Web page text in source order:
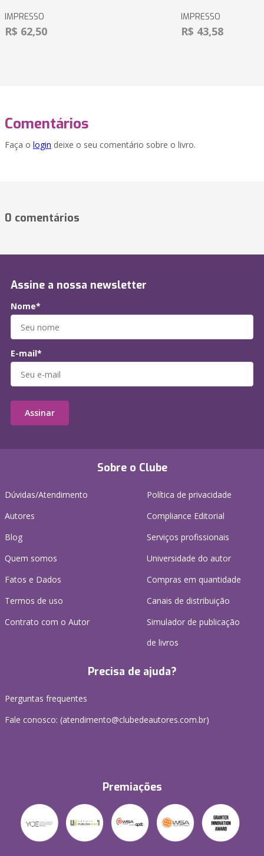
IMPRESSO
R$ 62,50
IMPRESSO
R$ 43,58
Comentários
Faça o login deixe o seu comentário sobre o livro.
0 comentários
Sobre o Clube
Dúvidas/Atendimento
Autores
Blog
Quem somos
Fatos e Dados
Termos de uso
Contrato com o Autor
Política de privacidade
Compliance Editorial
Serviços profissionais
Universidade do autor
Compras em quantidade
Canais de distribuição
Simulador de publicação
de livros
Precisa de ajuda?
Perguntas frequentes
Fale conosco: (atendimento@clubedeautores.com.br)
Premiações
Assine a nossa newsletter
Nome*
E-mail*
Assinar